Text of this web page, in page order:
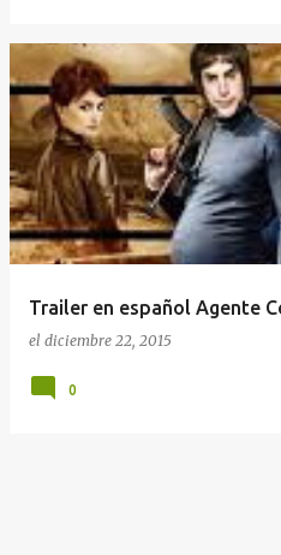
Trailer en español Agente
el diciembre 22, 2015
0